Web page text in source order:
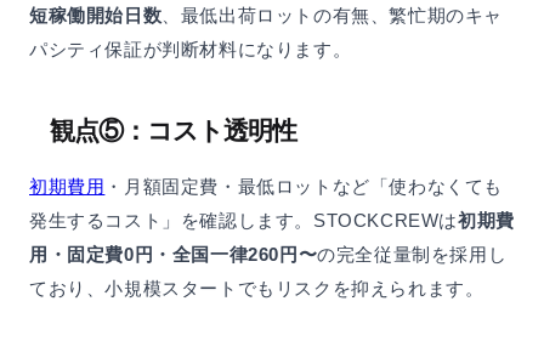
短稼働開始日数 、最低出荷ロットの有無、繁忙期のキャ
パシティ保証が判断材料になります。
観点⑤：コスト透明性
初期費用 ・月額固定費・最低ロットなど「使わなくても
発生するコスト」を確認します。STOCKCREWは初期費
用・固定費0円・全国一律260円〜の完全従量制を採用し
ており、小規模スタートでもリスクを抑えられます。